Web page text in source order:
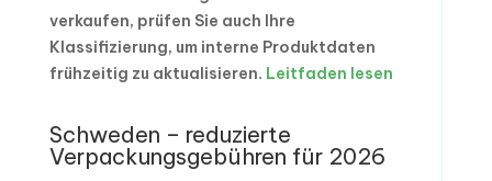
verkaufen, prüfen Sie auch Ihre
Klassifizierung, um interne Produktdaten
frühzeitig zu aktualisieren. Leitfaden lesen
Schweden – reduzierte
Verpackungsgebühren für 2026